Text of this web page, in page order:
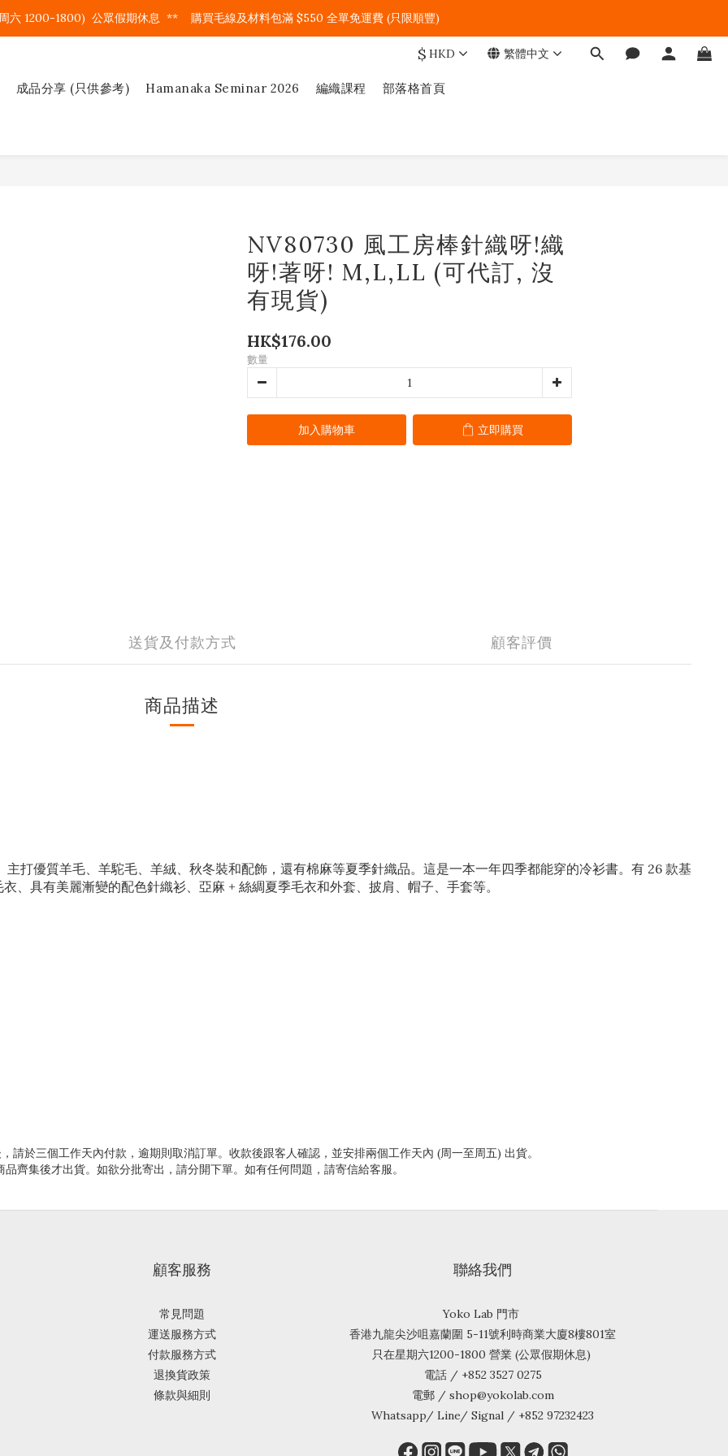
六 1200-1800)  公眾假期休息  **    購買毛線及材料包滿 $550 全單免運費 (只限順豐)
$ HKD 繁體中文
成品分享 (只供參考) Hamanaka Seminar 2026 編織課程 部落格首頁
NV80730 風工房棒針織呀!織
呀!著呀! M,L,LL (可代訂, 沒
有現貨)
HK$176.00
數量
加入購物車 立即購買
送貨及付款方式 顧客評價
商品描述
打優質羊毛、羊駝毛、羊絨、秋冬裝和配飾，還有棉麻等夏季針織品。這是一本一年四季都能穿的冷衫書。有 26 款基
、具有美麗漸變的配色針織衫、亞麻 + 絲綢夏季毛衣和外套、披肩、帽子、手套等。
於三個工作天內付款，逾期則取消訂單。收款後跟客人確認，並安排兩個工作天內 (周一至周五) 出貨。
齊集後才出貨。如欲分批寄出，請分開下單。如有任何問題，請寄信給客服。
顧客服務
常見問題
運送服務方式
付款服務方式
退換貨政策
條款與細則
聯絡我們
Yoko Lab 門市
香港九龍尖沙咀嘉蘭圍 5-11號利時商業大廈8樓801室
只在星期六1200-1800 營業 (公眾假期休息)
電話 / +852 3527 0275
電郵 / shop@yokolab.com
Whatsapp/ Line/ Signal / +852 97232423